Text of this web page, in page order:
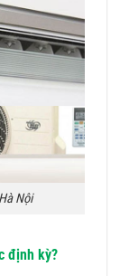
Nội
định kỳ?